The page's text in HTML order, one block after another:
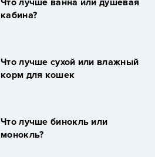
Что лучше ванна или душевая
кабина?
Что лучше сухой или влажный
корм для кошек
Что лучше бинокль или
монокль?